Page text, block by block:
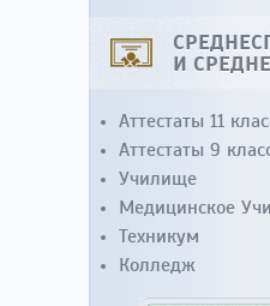
И
Аттестаты 11
Аттестаты 9
Училище
Медицинское
Техникум
Колледж